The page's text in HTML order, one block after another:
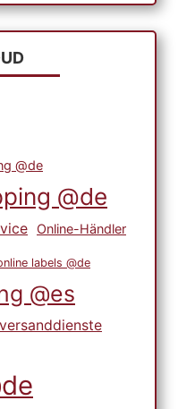
@de
@de
Online-Händler
labels @de
@es